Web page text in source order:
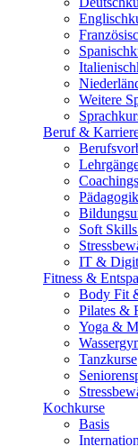
Weitere
Beruf &
Coachings
Soft
IT &
Fitness &
Body Fit
Pilates &
Yoga &
Tanzkurse
Kochkurse
Basis